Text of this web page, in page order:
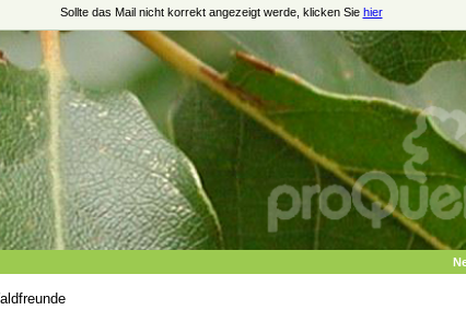
Sollte das Mail nicht korrekt angezeigt werde, klicken Sie hier